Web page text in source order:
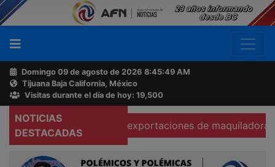
Domingo 09 de agosto de 2026 8:45:50 AM
Tijuana Baja California, México
Visitas durante el día de hoy: 19,500
NOTICIAS
DESTACADAS
Se hunden 37% exportaciones de maquiladoras en
Buscador
Acerca
de
AFN